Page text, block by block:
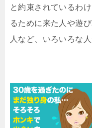
と約束されているわ
るために来た人や遊
人など、いろいろな